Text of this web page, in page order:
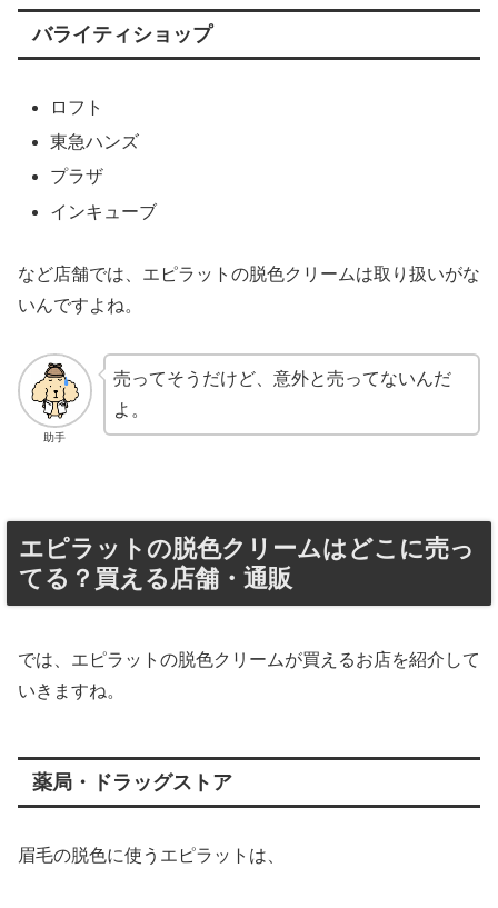
バライティショップ
ロフト
東急ハンズ
プラザ
インキューブ
など店舗では、エピラットの脱色クリームは取り扱いがな
いんですよね。
助手
売ってそうだけど、意外と売ってないんだ
よ。
エピラットの脱色クリームはどこに売っ
てる？買える店舗・通販
では、エピラットの脱色クリームが買えるお店を紹介して
いきますね。
薬局・ドラッグストア
眉毛の脱色に使うエピラットは、